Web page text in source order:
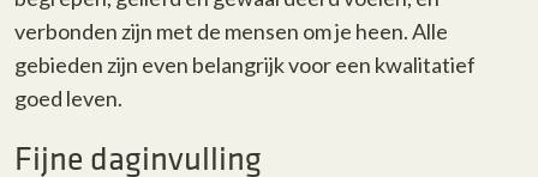
verbonden zijn met de mensen om je heen. Alle
gebieden zijn even belangrijk voor een kwalitatief
goed leven.
Fijne daginvulling